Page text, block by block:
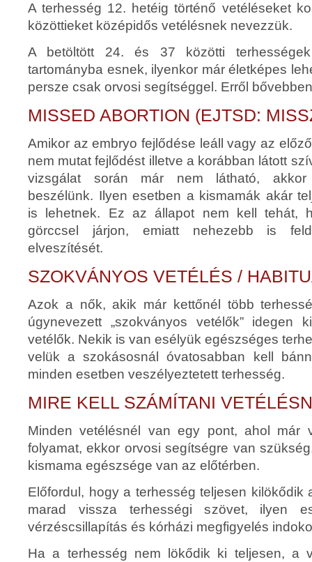
A terhesség 12. hetéig történő vetéléseket
közöttieket középidős vetélésnek nevezzük.
A betöltött 24. és 37 közötti
tartományba esnek, ilyenkor már életképes
persze csak orvosi segítséggel. Erről
MISSED ABORTION (EJTSD:
Amikor az embryo fejlődése leáll vagy az
nem mutat fejlődést illetve a korábban látott
vizsgálat során már nem látható, akkor
beszélünk. Ilyen esetben a kismamák akár
is lehetnek. Ez az állapot nem kell tehát,
görccsel járjon, emiatt nehezebb is
elveszítését.
SZOKVÁNYOS VETÉLÉS /
Azok a nők, akik már kettőnél több
úgynevezett „szokványos vetélők” idegen
vetélők. Nekik is van esélyük egészséges
velük a szokásosnál óvatosabban kell
minden esetben veszélyeztetett terhesség.
MIRE KELL SZÁMÍTANI
Minden vetélésnél van egy pont, ahol már
folyamat, ekkor orvosi segítségre van
kismama egészsége van az előtérben.
Előfordul, hogy a terhesség teljesen kilökődik
marad vissza terhességi szövet, ilyen
vérzéscsillapítás és kórházi megfigyelés
Ha a terhesség nem lökődik ki teljesen, a